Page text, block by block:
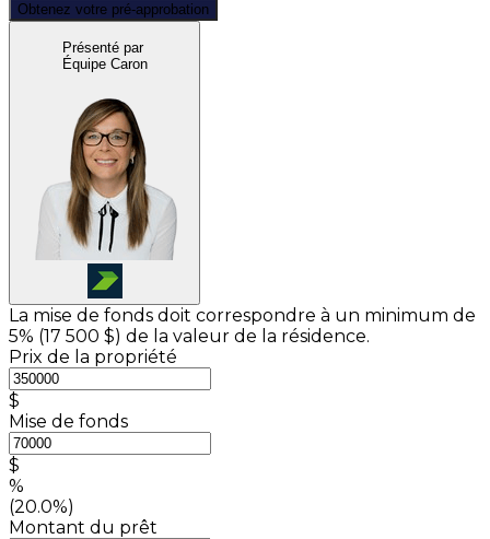
Obtenez votre pré-approbation
Présenté par
Équipe Caron
La mise de fonds doit correspondre à un minimum de
5% (17 500 $) de la valeur de la résidence.
Prix de la propriété
$
Mise de fonds
$
%
(20.0%)
Montant du prêt